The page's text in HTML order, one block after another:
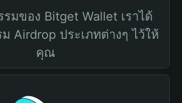
มของ Bitget Wallet เราได้
Airdrop ประเภทต่างๆ ไว้ให้
คุณ